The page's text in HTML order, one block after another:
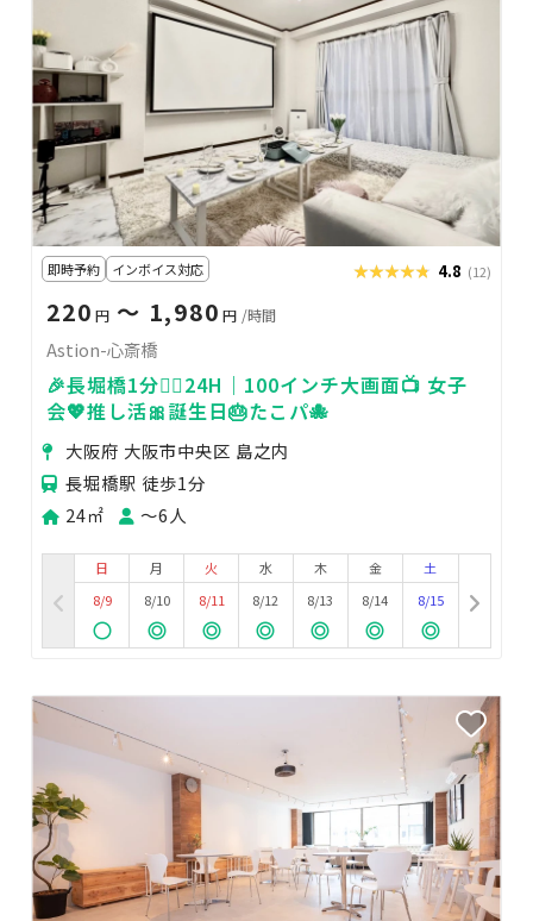
即時予約 インボイス対応 ★★★★★
★★★★★ 4.8 (12)
220 円 〜 1,980 円 /時間
Astion-心斎橋
🎉長堀橋1分🚶‍♀️24H｜100インチ大画面📺 女子
会💖推し活🎀誕生日🎂たこパ🐙
大阪府 大阪市中央区 島之内
長堀橋駅 徒歩1分
24㎡
〜6人
日
8/9
月
8/10
火
8/11
水
8/12
木
8/13
金
8/14
土
8/15